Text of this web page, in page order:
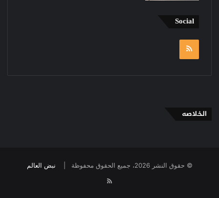
Social
RSS
الخلاصه
© حقوق النشر 2026، جميع الحقوق محفوظة |
نبض العالم
RSS